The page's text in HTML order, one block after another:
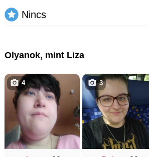
Nincs
Olyanok, mint Liza
4 3